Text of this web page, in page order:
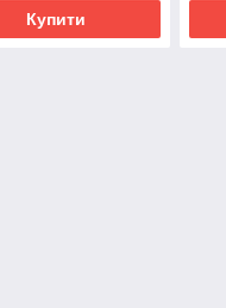
Купити